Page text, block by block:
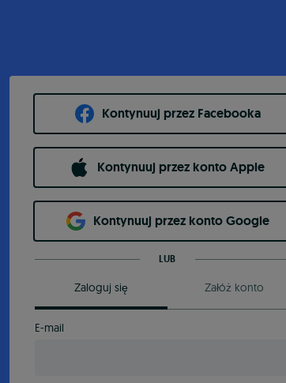
Kontynuuj przez Facebooka
Kontynuuj przez konto Apple
Kontynuuj przez konto Google
LUB
Zaloguj się Załóż konto
E-mail